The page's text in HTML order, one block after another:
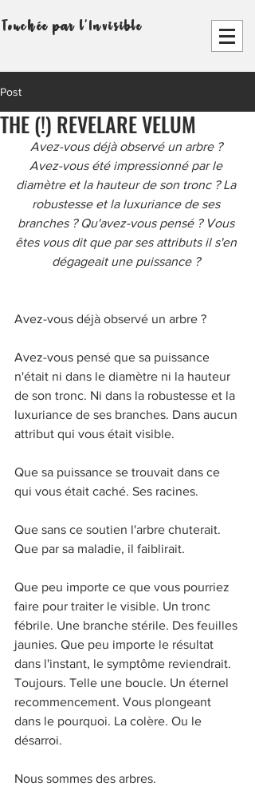
Touchée par l'Invisible
Post
THE (!) REVELARE VELUM
Avez-vous déjà observé un arbre ?
Avez-vous été impressionné par le
diamètre et la hauteur de son tronc ? La
robustesse et la luxuriance de ses
branches ? Qu'avez-vous pensé ? Vous
êtes vous dit que par ses attributs il s'en
dégageait une puissance ?
Avez-vous déjà observé un arbre ?
Avez-vous pensé que sa puissance
n'était ni dans le diamètre ni la hauteur
de son tronc. Ni dans la robustesse et la
luxuriance de ses branches. Dans aucun
attribut qui vous était visible.
Que sa puissance se trouvait dans ce
qui vous était caché. Ses racines.
Que sans ce soutien l'arbre chuterait.
Que par sa maladie, il faiblirait.
Que peu importe ce que vous pourriez
faire pour traiter le visible. Un tronc
fébrile. Une branche stérile. Des feuilles
jaunies. Que peu importe le résultat
dans l'instant, le symptôme reviendrait.
Toujours. Telle une boucle. Un éternel
recommencement. Vous plongeant
dans le pourquoi. La colère. Ou le
désarroi.
Nous sommes des arbres.